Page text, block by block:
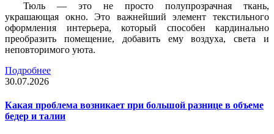
Тюль — это не просто полупрозрачная ткань,
украшающая окно. Это важнейший элемент текстильного
оформления интерьера, который способен кардинально
преобразить помещение, добавить ему воздуха, света и
неповторимого уюта.
Подробнее
30.07.2026
Какая проблема возникает при большой разнице в объеме
бедер и талии